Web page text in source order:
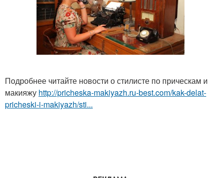
Подробнее читайте новости о стилисте по прическам и
макияжу http://pricheska-makiyazh.ru-best.com/kak-delat-
pricheski-i-makiyazh/sti...